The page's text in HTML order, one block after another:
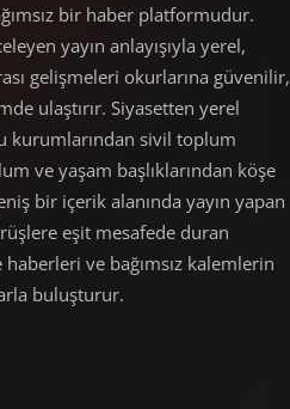
bir haber platformudur.
yayın anlayışıyla yerel,
gelişmeleri okurlarına güvenilir,
ulaştırır. Siyasetten yerel
kurumlarından sivil toplum
ve yaşam başlıklarından köşe
bir içerik alanında yayın yapan
eşit mesafede duran
ve bağımsız kalemlerin
buluşturur.